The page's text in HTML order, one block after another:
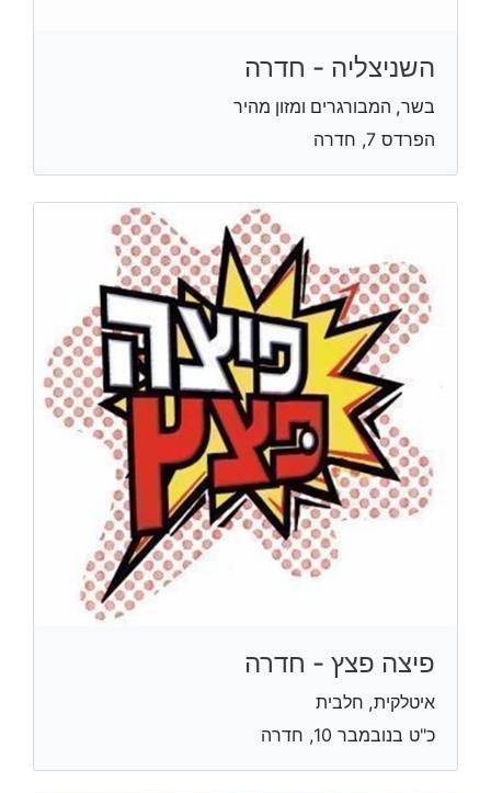
השניצליה - חדרה
בשר, המבורגרים ומזון מהיר
הפרדס 7, חדרה
פיצה פצץ - חדרה
איטלקית, חלבית
כ"ט בנובמבר 10, חדרה